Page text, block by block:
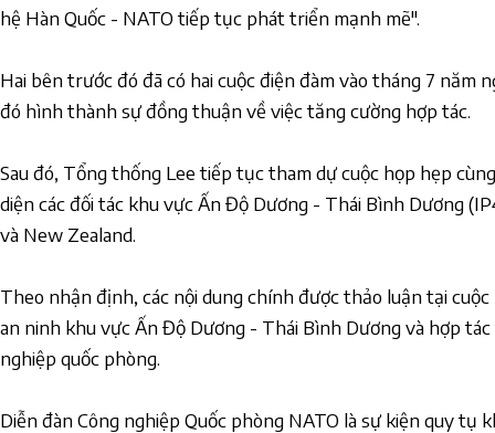
hệ Hàn Quốc - NATO tiếp tục phát triển mạnh mẽ".
Hai bên trước đó đã có hai cuộc điện đàm vào tháng 7 năm
đó hình thành sự đồng thuận về việc tăng cường hợp tác.
Sau đó, Tổng thống Lee tiếp tục tham dự cuộc họp hẹp
diện các đối tác khu vực Ấn Độ Dương - Thái Bình Dương
và New Zealand.
Theo nhận định, các nội dung chính được thảo luận tại
an ninh khu vực Ấn Độ Dương - Thái Bình Dương và hợp
nghiệp quốc phòng.
Diễn đàn Công nghiệp Quốc phòng NATO là sự kiện quy tụ